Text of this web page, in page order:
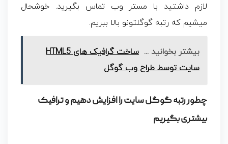
لازم داشتید با مستر وب تماس بگیرید. خوشحال
میشیم که رتبه گوگلتونو بالا ببریم.
بیشتر بخوانید ...
ساخت گرافیک های HTML5
سایت توسط طراح وب گوگل
چطور رتبه گوگل سایت را افزایش دهیم و ترافیک
بیشتری بگیریم